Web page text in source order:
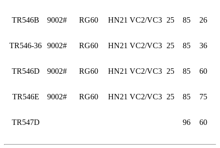
TR546B 9002# RG60 HN21 VC2/VC3 25 85 26
TR546-36 9002# RG60 HN21 VC2/VC3 25 85 36
TR546D 9002# RG60 HN21 VC2/VC3 25 85 60
TR546E 9002# RG60 HN21 VC2/VC3 25 85 75
TR547D 96 60